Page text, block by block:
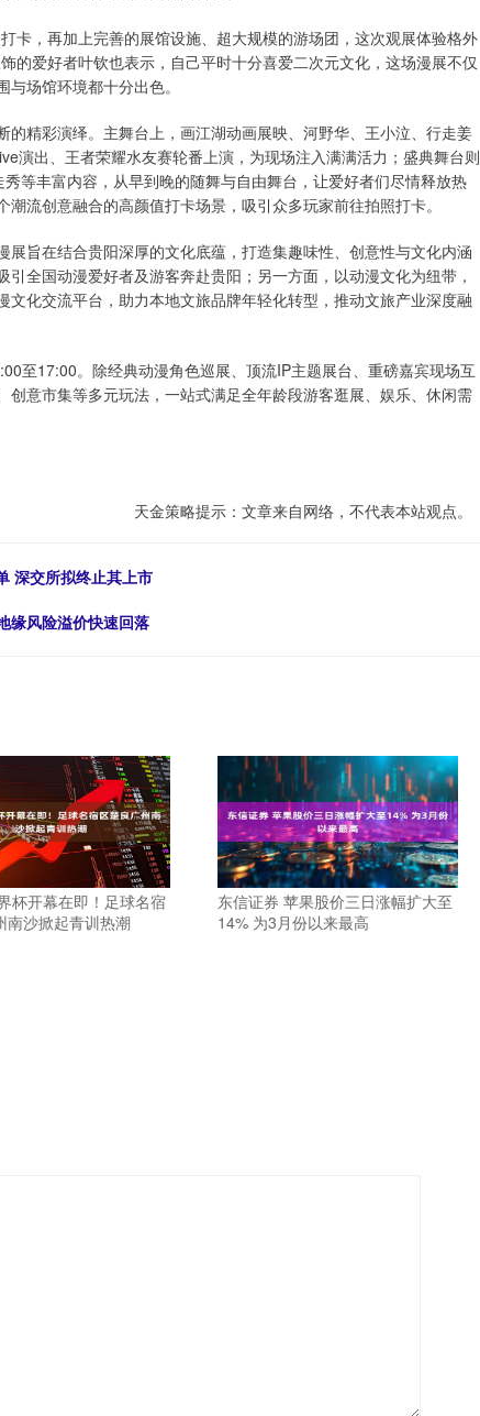
卡，再加上完善的展馆设施、超大规模的游场团，这次观展体验格外
的爱好者叶钦也表示，自己平时十分喜爱二次元文化，这场漫展不仅
场馆环境都十分出色。
精彩演绎。主舞台上，画江湖动画展映、河野华、王小泣、行走姜
演出、王者荣耀水友赛轮番上演，为现场注入满满活力；盛典舞台则
等丰富内容，从早到晚的随舞与自由舞台，让爱好者们尽情释放热
流创意融合的高颜值打卡场景，吸引众多玩家前往拍照打卡。
旨在结合贵阳深厚的文化底蕴，打造集趣味性、创意性与文化内涵
全国动漫爱好者及游客奔赴贵阳；另一方面，以动漫文化为纽带，
化交流平台，助力本地文旅品牌年轻化转型，推动文旅产业深度融
至17:00。除经典动漫角色巡展、顶流IP主题展台、重磅嘉宾现场互
意市集等多元玩法，一站式满足全年龄段游客逛展、娱乐、休闲需
天金策略提示：文章来自网络，不代表本站观点。
深交所拟终止其上市
缘风险溢价快速回落
杯开幕在即！足球名宿
南沙掀起青训热潮
东信证券 苹果股价三日涨幅扩大至
14% 为3月份以来最高